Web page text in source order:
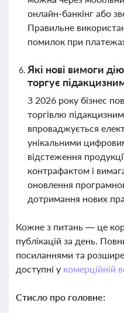
онлайн-банкінг або
Правильне
помилок при
Які нові вимоги
торгує
З 2026 року бізнес
торгівлю
впроваджується
унікальними
відстеження
контрафактом і
оновлення
дотримання нових
Кожне з питань — це
публікацій за день.
посиланнями та
доступні у комерційній
Стисло про головне: